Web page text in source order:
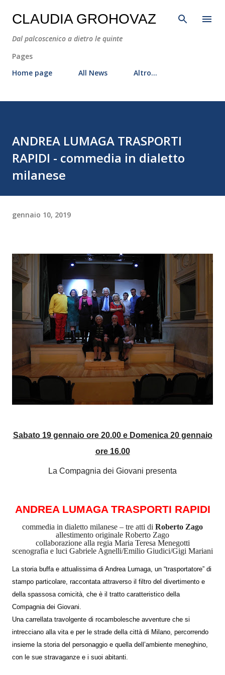
Passa ai contenuti principali
CLAUDIA GROHOVAZ
Dal palcoscenico a dietro le quinte
Pages
Home page
All News Altro…
ANDREA LUMAGA TRASPORTI
RAPIDI - commedia in dialetto
milanese
gennaio 10, 2019
Sabato 19 gennaio ore 20.00 e Domenica 20 gennaio
ore 16.00
La Compagnia dei Giovani presenta
ANDREA LUMAGA TRASPORTI RAPIDI
commedia in dialetto milanese – tre atti di Roberto Zago
allestimento originale Roberto Zago
collaborazione alla regia Maria Teresa Menegotti
scenografia e luci Gabriele Agnelli/Emilio Giudici/Gigi Mariani
La storia buffa e attualissima di Andrea Lumaga, un “trasportatore” di
stampo particolare, raccontata attraverso il filtro del divertimento e
della spassosa comicità, che è il tratto caratteristico della
Compagnia dei Giovani.
Una carrellata travolgente di rocambolesche avventure che si
intrecciano alla vita e per le strade della città di Milano, percorrendo
insieme la storia del personaggio e quella dell’ambiente meneghino,
con le sue stravaganze e i suoi abitanti.